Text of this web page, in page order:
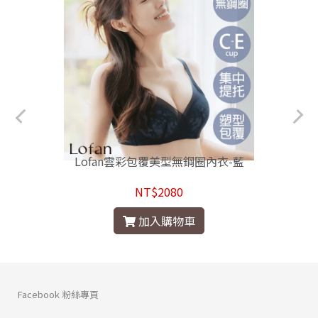
Lofan雲彩包覆美型無鋼圈內衣-藍
NT$2080
加入購物車
Facebook 粉絲專頁